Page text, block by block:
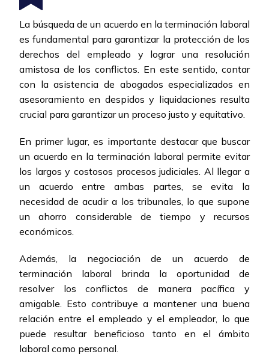
La búsqueda de un acuerdo en la terminación laboral
es fundamental para garantizar la protección de los
derechos del empleado y lograr una resolución
amistosa de los conflictos. En este sentido, contar
con la asistencia de abogados especializados en
asesoramiento en despidos y liquidaciones resulta
crucial para garantizar un proceso justo y equitativo.
En primer lugar, es importante destacar que buscar
un acuerdo en la terminación laboral permite evitar
los largos y costosos procesos judiciales. Al llegar a
un acuerdo entre ambas partes, se evita la
necesidad de acudir a los tribunales, lo que supone
un ahorro considerable de tiempo y recursos
económicos.
Además, la negociación de un acuerdo de
terminación laboral brinda la oportunidad de
resolver los conflictos de manera pacífica y
amigable. Esto contribuye a mantener una buena
relación entre el empleado y el empleador, lo que
puede resultar beneficioso tanto en el ámbito
laboral como personal.